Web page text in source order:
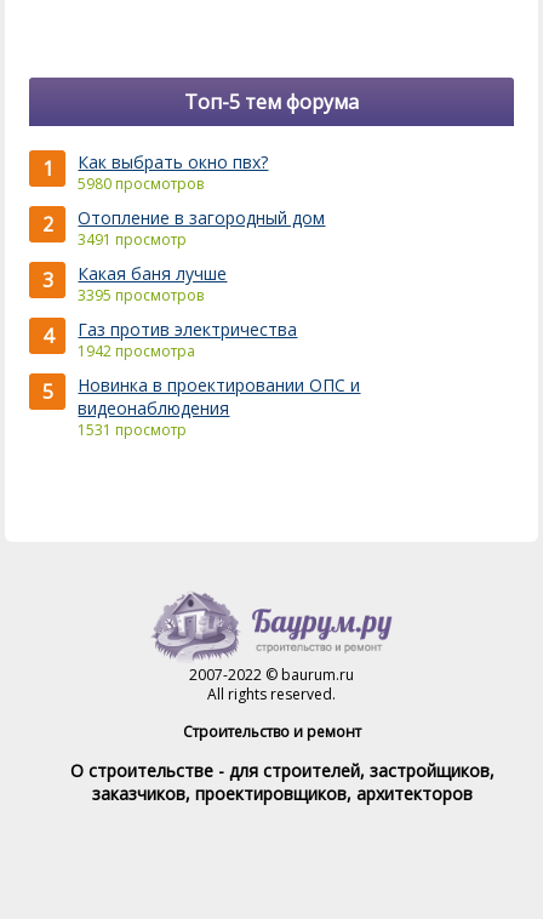
Топ-5 тем форума
1 Как выбрать окно пвх?
5980 просмотров
2 Отопление в загородный дом
3491 просмотр
3 Какая баня лучше
3395 просмотров
4 Газ против электричества
1942 просмотра
5
Новинка в проектировании ОПС и
видеонаблюдения
1531 просмотр
2007-2022 © baurum.ru
All rights reserved.
Строительство и ремонт
О строительстве - для строителей, застройщиков,
заказчиков, проектировщиков, архитекторов